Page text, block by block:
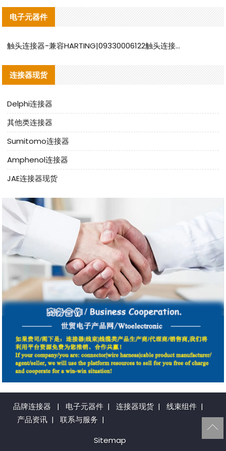
电子元器件
触头连接器-兼容HARTING|09330006122触头连接器替代品说明
连接器现货
Delphi连接器
其他类连接器
Sumitomo连接器
Amphenol连接器
JAE连接器现货
品牌连接器 | 电子元器件 | 连接器现货 | 线束组件 |
产品资讯 | 联系与服务 |
Sitemap